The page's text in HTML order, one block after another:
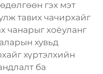
гэх мэт
тавих чачирхайг
чанарыг хоёуланг
хувьд
хүртэлхийн
ба